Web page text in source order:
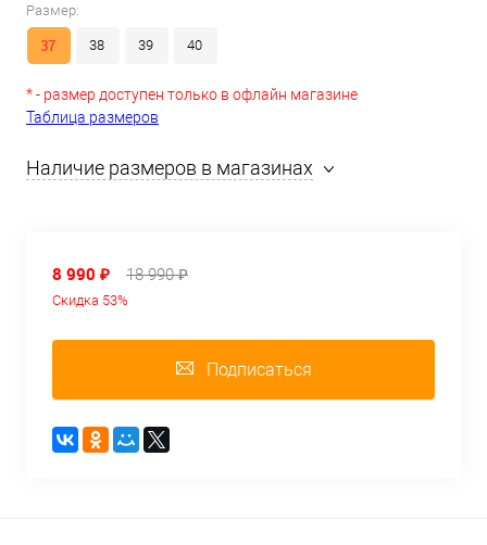
Размер:
37 38 39 40
* - размер доступен только в офлайн магазине
Таблица размеров
Наличие размеров в магазинах
8 990 ₽ 18 990 ₽
Скидка 53%
Подписаться